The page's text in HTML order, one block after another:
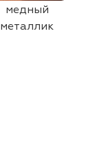
медный
металлик